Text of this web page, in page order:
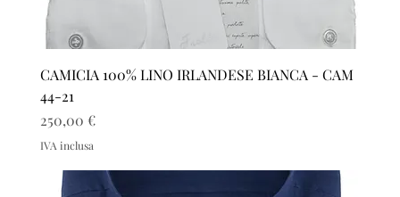
CAMICIA 100% LINO IRLANDESE BIANCA - CAM
44-21
Prezzo
250,00 €
IVA inclusa